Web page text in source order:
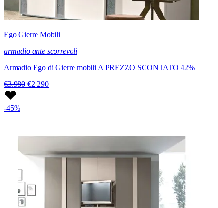
Ego Gierre Mobili
armadio ante scorrevoli
Armadio Ego di Gierre mobili A PREZZO SCONTATO 42%
€3.980 €2.290
-45%